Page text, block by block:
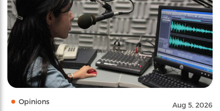
Opinions Aug 5, 2026